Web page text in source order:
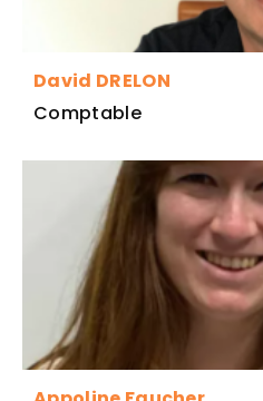
David DRELON
Comptable